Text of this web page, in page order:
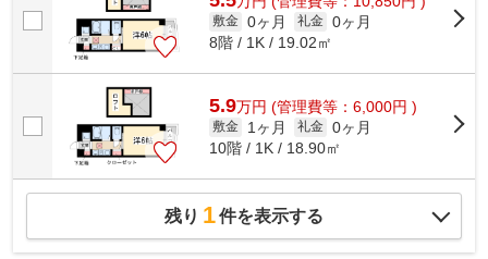
敷金 0ヶ月 礼金 0ヶ月
8階 / 1K / 19.02㎡
5.9万円 (管理費等：6,000円 )
敷金 1ヶ月 礼金 0ヶ月
10階 / 1K / 18.90㎡
残り 1件を表示する